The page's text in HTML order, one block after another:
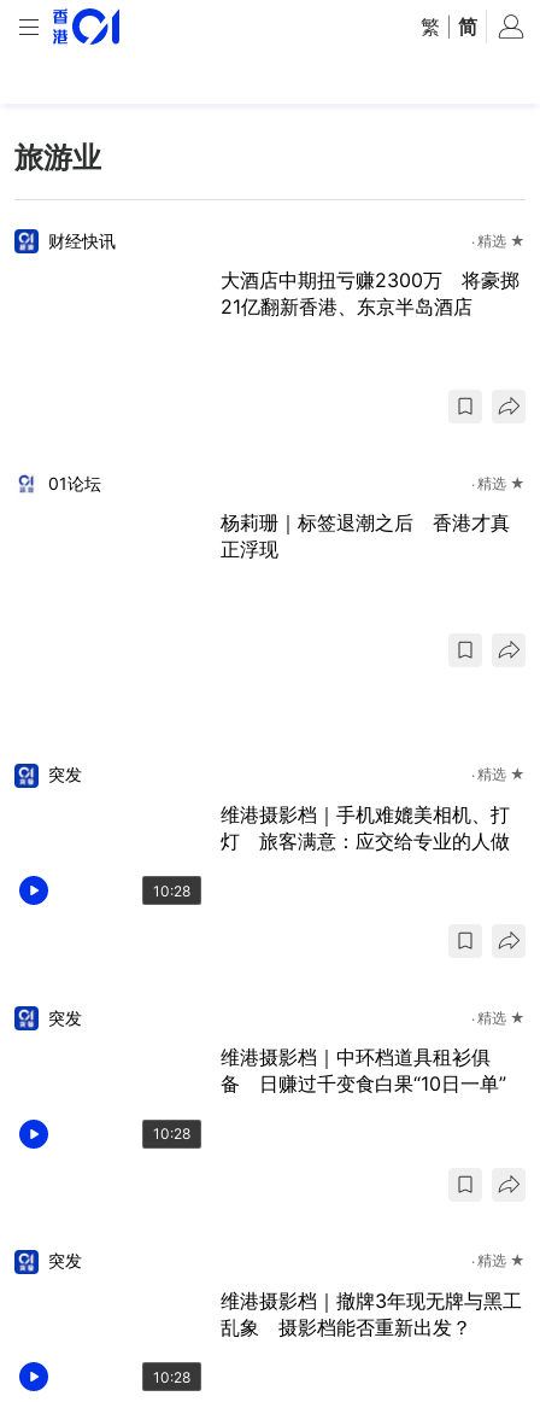
繁 简
旅游业
财经快讯 精选 ★
大酒店中期扭亏赚2300万 将豪掷
21亿翻新香港、东京半岛酒店
01论坛 精选 ★
杨莉珊｜标签退潮之后 香港才真
正浮现
10:28
突发 精选 ★
维港摄影档｜手机难媲美相机、打
灯 旅客满意：应交给专业的人做
10:28
突发 精选 ★
维港摄影档｜中环档道具租衫俱
备 日赚过千变食白果“10日一单”
10:28
突发 精选 ★
维港摄影档｜撤牌3年现无牌与黑工
乱象 摄影档能否重新出发？